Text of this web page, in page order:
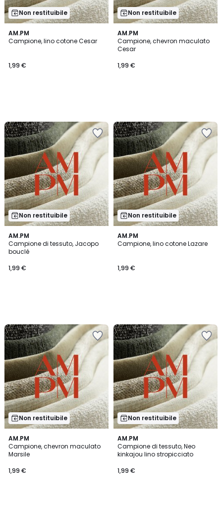
Non restituibile
AM.PM
Campione, lino cotone Cesar
1,99 €
Non restituibile
AM.PM
Campione, chevron maculato
Cesar
1,99 €
Non restituibile
AM.PM
Campione di tessuto, Jacopo
bouclé
1,99 €
Non restituibile
AM.PM
Campione, lino cotone Lazare
1,99 €
Non restituibile
AM.PM
Campione, chevron maculato
Marsile
1,99 €
Non restituibile
AM.PM
Campione di tessuto, Neo
kinkajou lino stropicciato
1,99 €